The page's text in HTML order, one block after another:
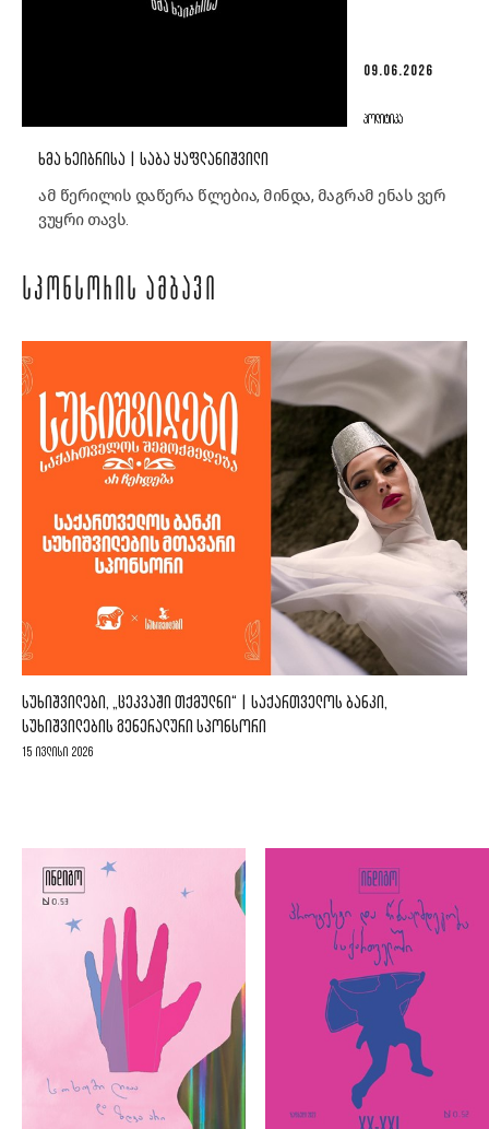
09.06.2026
ᲞᲝᲚᲘᲢᲘᲙᲐ
ᲮᲛᲐ ᲮᲔᲘᲑᲠᲘᲡᲐ | ᲡᲐᲑᲐ ᲧᲐᲤᲚᲐᲜᲘᲨᲕᲘᲚᲘ
ამ წერილის დაწერა წლებია, მინდა, მაგრამ ენას ვერ
ვუყრი თავს.
ᲡᲞᲝᲜᲡᲝᲠᲘᲡ ᲐᲛᲑᲐᲕᲘ
ᲡᲣᲮᲘᲨᲕᲘᲚᲔᲑᲘ, „ᲪᲔᲙᲕᲐᲨᲘ ᲗᲥᲛᲣᲚᲜᲘ“ | ᲡᲐᲥᲐᲠᲗᲕᲔᲚᲝᲡ ᲑᲐᲜᲙᲘ,
ᲡᲣᲮᲘᲨᲕᲘᲚᲔᲑᲘᲡ ᲒᲔᲜᲔᲠᲐᲚᲣᲠᲘ ᲡᲞᲝᲜᲡᲝᲠᲘ
15 ივლისი 2026